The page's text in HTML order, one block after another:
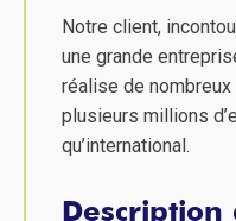
Notre client,
une grande
réalise de nombreux
plusieurs millions
qu’international.
Description